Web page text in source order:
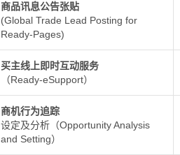
商品讯息公告张贴
(Global Trade Lead Posting for
Ready-Pages)
买主线上即时互动服务
（Ready-eSupport）
商机行为追踪
设定及分析（Opportunity Analysis
and Setting）